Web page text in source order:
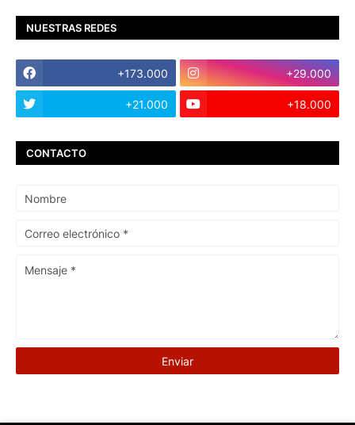
NUESTRAS REDES
+173.000 +29.000
+21.000 +18.000
CONTACTO